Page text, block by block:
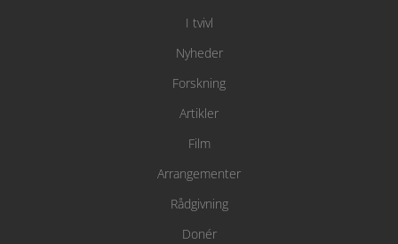
I tvivl
Nyheder
Forskning
Artikler
Film
Arrangementer
Rådgivning
Donér